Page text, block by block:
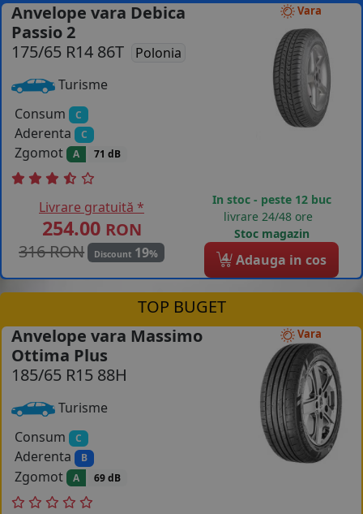
Vara
Anvelope vara Debica
Passio 2
175/65 R14 86T
Polonia
Turisme
Consum
C
Aderenta C
Zgomot A 71 dB
Livrare gratuită *
254.00 RON
316 RON
Discount 19%
In stoc - peste 12 buc
livrare 24/48 ore
Stoc magazin
4 Adauga in cos
TOP BUGET
Vara
Anvelope vara Massimo
Ottima Plus
185/65 R15 88H
Turisme
Consum
C
Aderenta B
Zgomot A 69 dB